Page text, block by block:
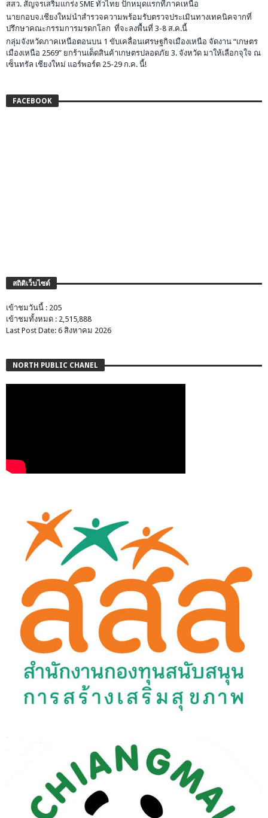
สสว. สัญจรเสริมแกร่ง SME ทั่วไทย ปักหมุดแรกที่ภาคเหนือ
นายกอบจ.เชียงใหม่นำสำรวจความพร้อมรับตรวจประเมินทางเทคนิคจากที่
ปรึกษาคณะกรรมการมรดกโลก ที่จะลงพื้นที่ 3-8 ส.ค.นี้
กลุ่มจังหวัดภาคเหนือตอนบน 1 ขับเคลื่อนเศรษฐกิจเมืองเหนือ จัดงาน “เกษตร
เมืองเหนือ 2569” ยกร้านเด็ดสินค้าเกษตรปลอดภัย 3. จังหวัด มาให้เลือกจุใจ ณ
เซ็นทรัล เชียงใหม่ แอร์พอร์ต 25-29 ก.ค. นี้!
FACEBOOK
สถิติเว็บไซต์
เข้าชมวันนี้ : 205
เข้าชมทั้งหมด : 2,515,888
Last Post Date: 6 สิงหาคม 2026
NORTH PUBLIC CHANEL